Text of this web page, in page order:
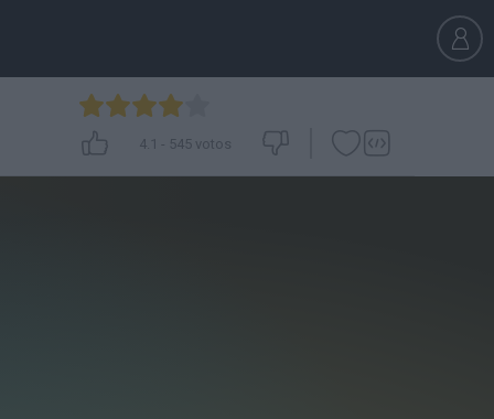
4.1 - 545 votos